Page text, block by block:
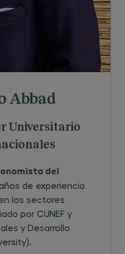
Abbad
Universitario
del
de experiencia
los sectores
por CUNEF y
y Desarrollo